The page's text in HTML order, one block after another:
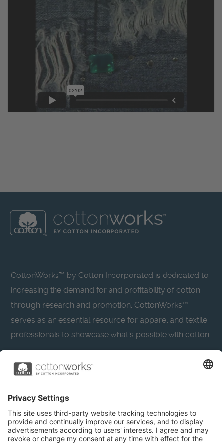
CottonWorks™ by Cotton Incorporated is dedicated to
increasing the demand for and profitability of cotton
through research and promotion. CottonWorks™
serves as an essential resource for apparel and textile
professionals to showcase what’s possible with cotton.
Learn more about Cotton Incorporated’s sustainability
CottonToday
About Privacy Policy